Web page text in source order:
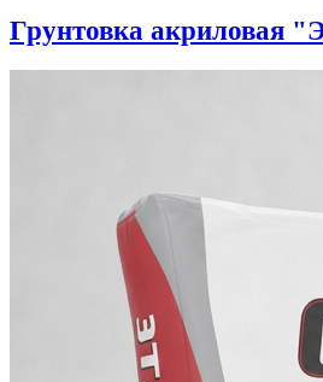
Грунтовка акриловая